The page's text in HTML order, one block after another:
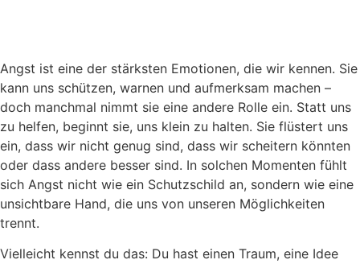
Angst ist eine der stärksten Emotionen, die wir kennen. Sie
kann uns schützen, warnen und aufmerksam machen –
doch manchmal nimmt sie eine andere Rolle ein. Statt uns
zu helfen, beginnt sie, uns klein zu halten. Sie flüstert uns
ein, dass wir nicht genug sind, dass wir scheitern könnten
oder dass andere besser sind. In solchen Momenten fühlt
sich Angst nicht wie ein Schutzschild an, sondern wie eine
unsichtbare Hand, die uns von unseren Möglichkeiten
trennt.
Vielleicht kennst du das: Du hast einen Traum, eine Idee